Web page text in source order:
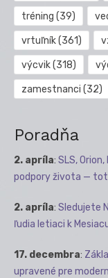
tréning (39)
vrtuľník(361)
výcvik(318)
zamestnanci (32)
Poradňa
2. apríla: SLS,
podpory života —
2. apríla: Sledujete
ľudia letiaci k
17. decembra:
upravené pre